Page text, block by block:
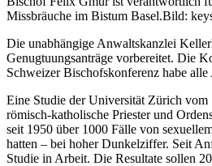
Missbräuche im Bistum Basel.Bild:
Die unabhängige Anwaltskanzlei
Genugtuungsanträge vorbereitet. Die
Schweizer Bischofskonferenz habe
Eine Studie der Universität Zürich vom
römisch-katholische Priester und
seit 1950 über 1000 Fälle von
hatten – bei hoher Dunkelziffer. Seit
Studie in Arbeit. Die Resultate sollen